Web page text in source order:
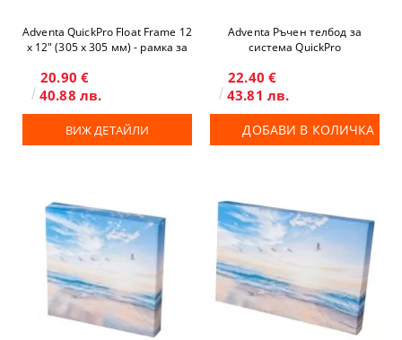
Adventa QuickPro Float Frame 12
x 12" (305 х 305 мм) - рамка за
20.90 €
40.88 лв.
ВИЖ ДЕТАЙЛИ
Adventa Ръчен телбод за
система QuickPro
22.40 €
43.81 лв.
ДОБАВИ В КОЛИЧКА